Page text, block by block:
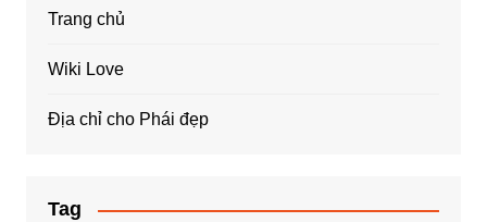
Trang chủ
Wiki Love
Địa chỉ cho Phái đẹp
Tag